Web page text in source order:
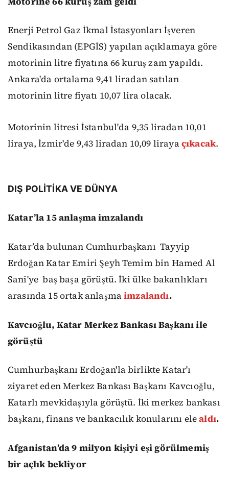
Enerji Petrol Gaz İkmal İstasyonları İşveren
Sendikasından (EPGİS) yapılan açıklamaya göre
motorinin litre fiyatına 66 kuruş zam yapıldı.
Ankara'da ortalama 9,41 liradan satılan
motorinin litre fiyatı 10,07 lira olacak.
Motorinin litresi İstanbul'da 9,35 liradan 10,01
liraya, İzmir'de 9,43 liradan 10,09 lirayaçıkacak.
DIŞ POLİTİKA VE DÜNYA
Katar’la 15 anlaşma imzalandı
Katar’da bulunan Cumhurbaşkanı Tayyip
Erdoğan Katar Emiri Şeyh Temim bin Hamed Al
Sani'ye baş başa görüştü. İki ülke bakanlıkları
arasında 15 ortak anlaşmaimzalandı.
Kavcıoğlu, Katar Merkez Bankası Başkanı ile
görüştü
Cumhurbaşkanı Erdoğan'la birlikte Katar'ı
ziyaret eden Merkez Bankası Başkanı Kavcıoğlu,
Katarlı mevkidaşıyla görüştü. İki merkez bankası
başkanı, finans ve bankacılık konularını elealdı.
Afganistan’da 9 milyon kişiyi eşi görülmemiş
bir açlık bekliyor